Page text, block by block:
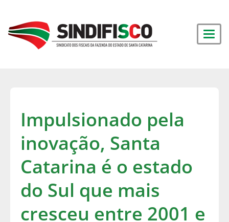
Impulsionado pela
inovação, Santa
Catarina é o estado
do Sul que mais
cresceu entre 2001 e